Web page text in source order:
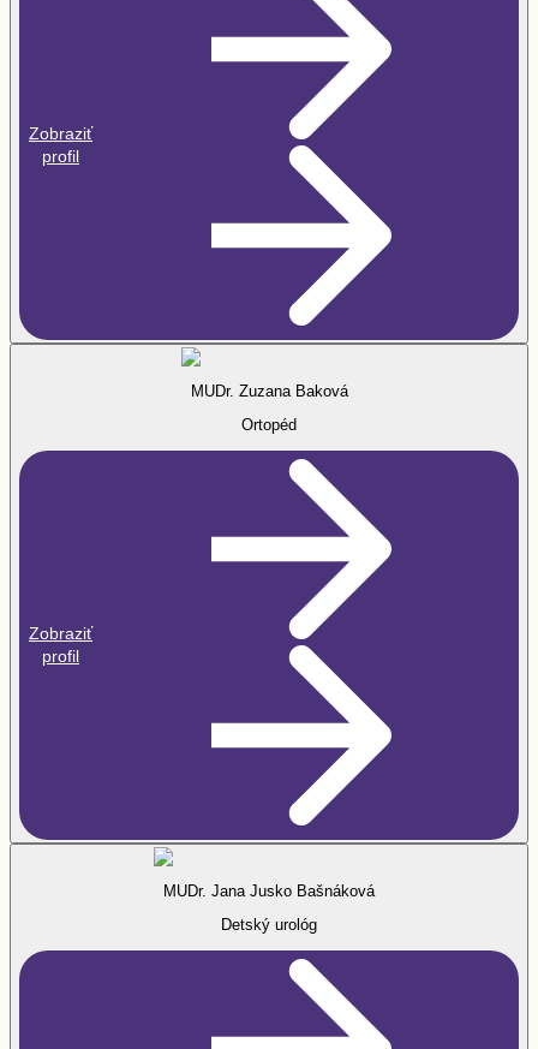
Zobraziť
profil
MUDr. Zuzana Baková
Ortopéd
Zobraziť
profil
MUDr. Jana Jusko Bašnáková
Detský urológ